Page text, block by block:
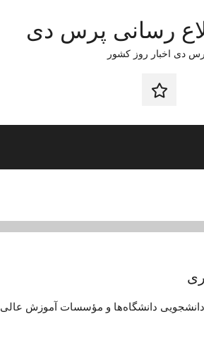
رسانی پرس دی
دی اخبار روز کشور
صفحه
دانشگاه‌ها و مؤسسات آموزش عالی